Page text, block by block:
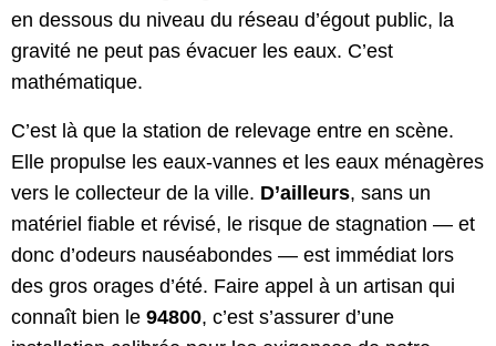
en dessous du niveau du réseau d’égout public, la
gravité ne peut pas évacuer les eaux. C’est
mathématique.
C’est là que la station de relevage entre en scène.
Elle propulse les eaux-vannes et les eaux ménagères
vers le collecteur de la ville. D’ailleurs, sans un
matériel fiable et révisé, le risque de stagnation — et
donc d’odeurs nauséabondes — est immédiat lors
des gros orages d’été. Faire appel à un artisan qui
connaît bien le 94800, c’est s’assurer d’une